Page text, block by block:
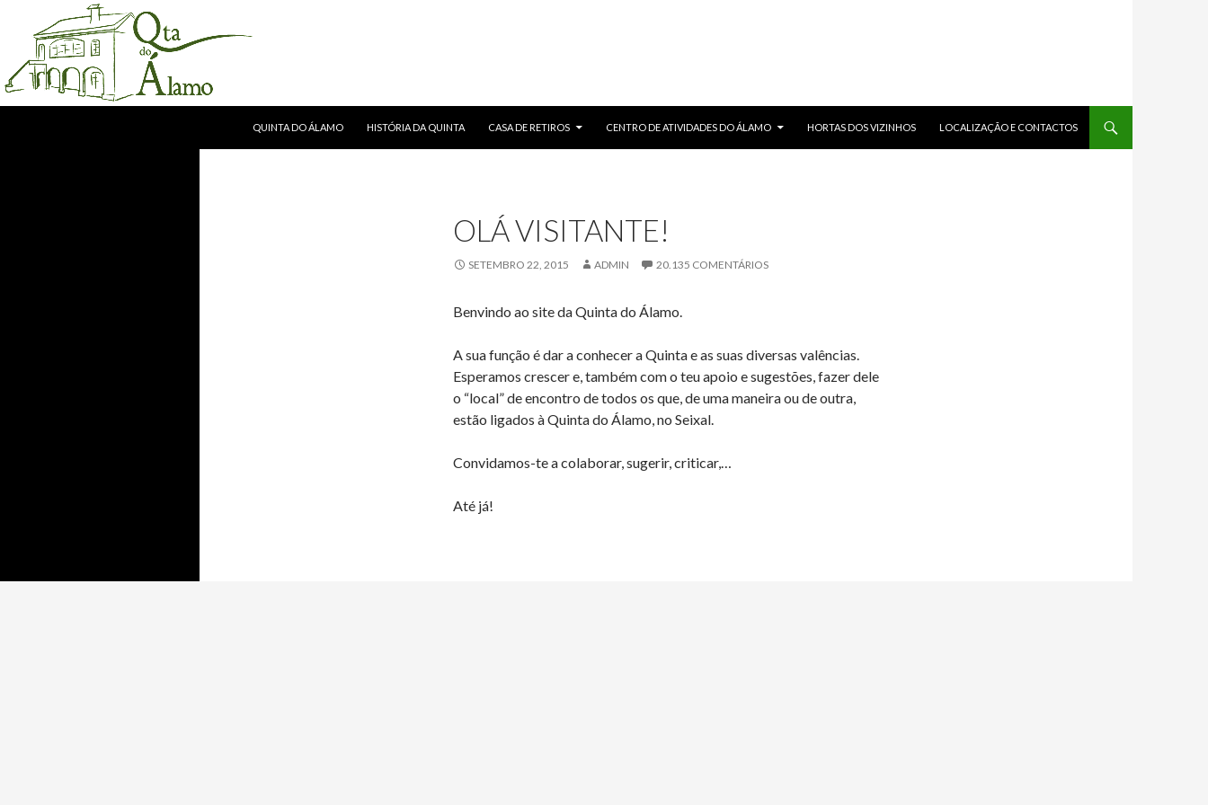
QUINTA DO ÁLAMO
HISTÓRIA DA QUINTA CASA DE RETIROS CENTRO DE ATIVIDADES DO ÁLAMO HORTAS DOS VIZINHOS LOCALIZAÇÃO E CONTACTOS
OLÁ VISITANTE!
SETEMBRO 22, 2015 ADMIN 20.135 COMENTÁRIOS
Benvindo ao site da Quinta do Álamo.
A sua função é dar a conhecer a Quinta e as suas diversas valências.
Esperamos crescer e, também com o teu apoio e sugestões, fazer dele
o “local” de encontro de todos os que, de uma maneira ou de outra,
estão ligados à Quinta do Álamo, no Seixal.
Convidamos-te a colaborar, sugerir, criticar,…
Até já!